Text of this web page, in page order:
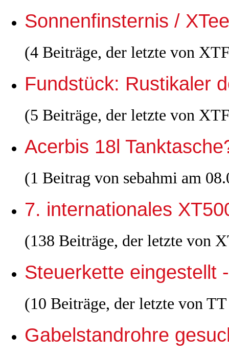
Sonnenfinsternis /
(4 Beiträge, der letzte von
Fundstück: Rustikaler
(5 Beiträge, der letzte von
Acerbis 18l
(1 Beitrag von sebahmi am
7. internationales
(138 Beiträge, der letzte von
Steuerkette eingestellt
(10 Beiträge, der letzte von
Gabelstandrohre